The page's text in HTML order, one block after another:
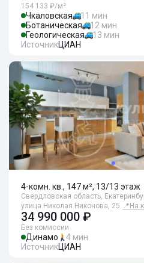
154 133 ₽/м²
Чкаловская
11 мин
Ботаническая
12 мин
Геологическая
13 мин
ИсточникЦИАН
4-комн. кв., 147 м², 13/13 этаж
Свердловская область,
улица Николая Никонова, 25 📍 На
34 990 000 ₽
Без комиссии
Динамо
4 мин
ИсточникЦИАН